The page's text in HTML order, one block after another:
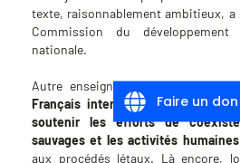
texte, raisonnablement ambitieux, a
Commission du développement
nationale.
Autre enseignement intéressant
Français interrogés estiment que
soutenir les efforts de
sauvages et les activités humaines
aux procédés létaux. Là encore,
Faire un don